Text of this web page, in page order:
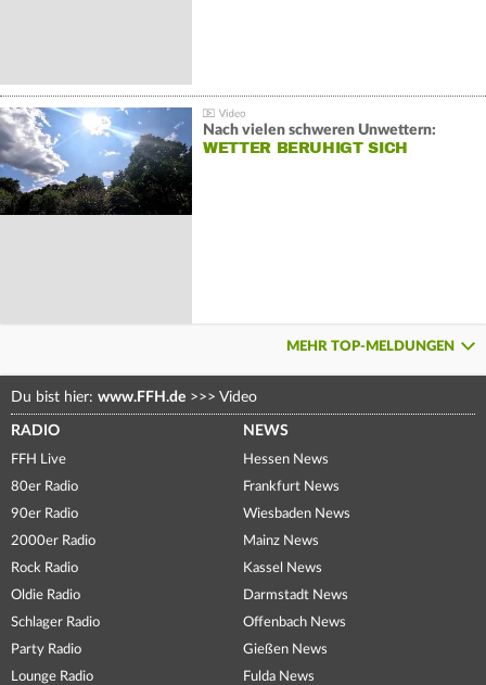
Nach vielen schweren Unwettern:
WETTER BERUHIGT SICH
MEHR TOP-MELDUNGEN
Du bist hier: www.FFH.de >>> Video
RADIO
FFH Live
80er Radio
90er Radio
2000er Radio
Rock Radio
Oldie Radio
Schlager Radio
Party Radio
Lounge Radio
NEWS
Hessen News
Frankfurt News
Wiesbaden News
Mainz News
Kassel News
Darmstadt News
Offenbach News
Gießen News
Fulda News